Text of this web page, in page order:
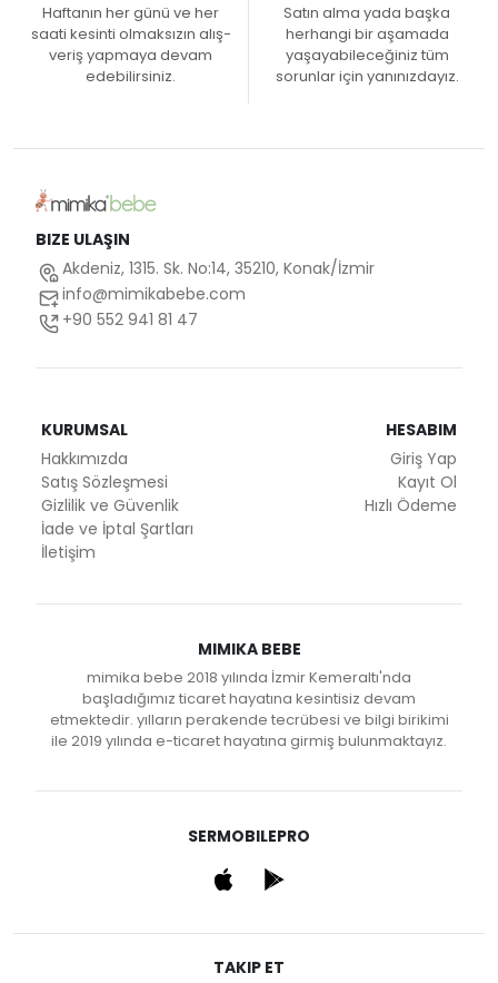
Haftanın her günü ve her
saati kesinti olmaksızın alış-
veriş yapmaya devam
edebilirsiniz.
Satın alma yada başka
herhangi bir aşamada
yaşayabileceğiniz tüm
sorunlar için yanınızdayız.
BIZE ULAŞIN
Akdeniz, 1315. Sk. No:14, 35210, Konak/İzmir
info@mimikabebe.com
+90 552 941 81 47
KURUMSAL
Hakkımızda
Satış Sözleşmesi
Gizlilik ve Güvenlik
İade ve İptal Şartları
İletişim
HESABIM
Giriş Yap
Kayıt Ol
Hızlı Ödeme
MIMIKA BEBE
mimika bebe 2018 yılında İzmir Kemeraltı'nda
başladığımız ticaret hayatına kesintisiz devam
etmektedir. yılların perakende tecrübesi ve bilgi birikimi
ile 2019 yılında e-ticaret hayatına girmiş bulunmaktayız.
SERMOBILEPRO
TAKIP ET